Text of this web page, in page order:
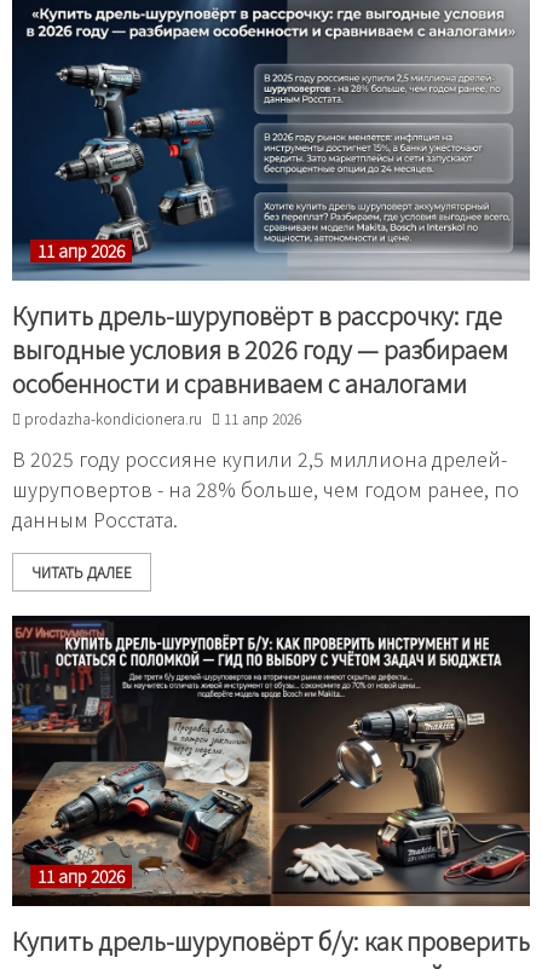
11 апр 2026
Купить дрель-шуруповёрт в рассрочку: где
выгодные условия в 2026 году — разбираем
особенности и сравниваем с аналогами
prodazha-kondicionera.ru 11 апр 2026
В 2025 году россияне купили 2,5 миллиона дрелей-
шуруповертов - на 28% больше, чем годом ранее, по
данным Росстата.
ЧИТАТЬ ДАЛЕЕ
11 апр 2026
Купить дрель-шуруповёрт б/у: как проверить